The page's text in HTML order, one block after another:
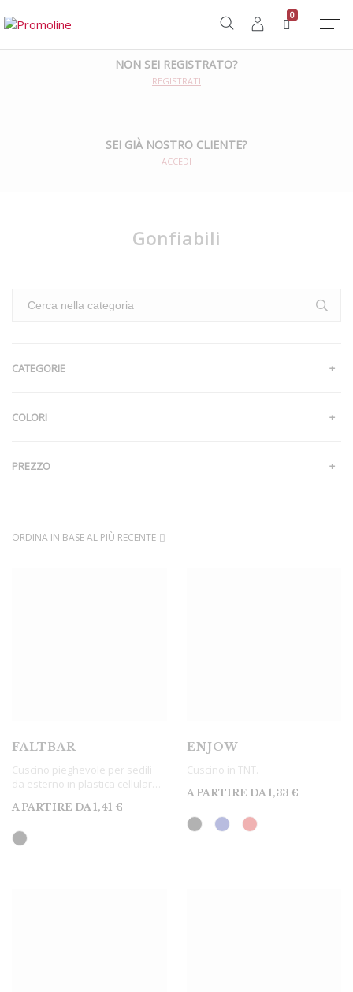
0
Home
NON SEI REGISTRATO?
REGISTRATI
SEI GIÀ NOSTRO CLIENTE?
ACCEDI
Gonfiabili
CATEGORIE
ARTICOLI NATALIZI
KIDS
SPORT E TEMPO LIBERO
COLORI
PREZZO
FALTBAR
Cuscino pieghevole per sedili
da esterno in plastica cellulare
A PARTIRE DA1,41 €
ENJOW
Cuscino in TNT.
A PARTIRE DA1,33 €